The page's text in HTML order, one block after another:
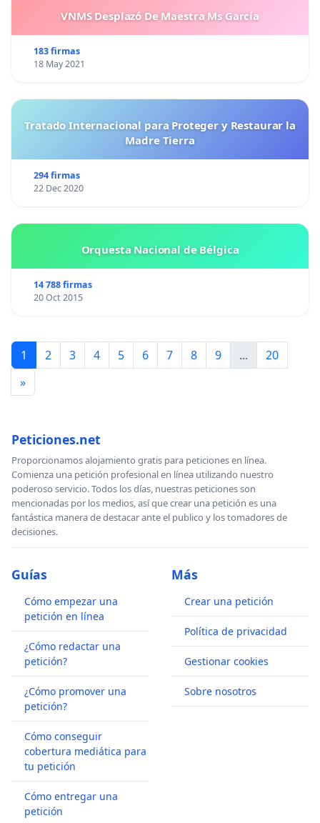
VNMS Desplazó De Maestra Ms García
183 firmas
18 May 2021
Tratado Internacional para Proteger y Restaurar la
Madre Tierra
294 firmas
22 Dec 2020
Orquesta Nacional de Bélgica
14 788 firmas
20 Oct 2015
1 2 3 4 5 6 7 8 9 ...
20
»
Peticiones.net
Proporcionamos alojamiento gratis para peticiones en línea.
Comienza una petición profesional en línea utilizando nuestro
poderoso servicio. Todos los días, nuestras peticiones son
mencionadas por los medios, así que crear una petición es una
fantástica manera de destacar ante el publico y los tomadores de
decisiones.
Guías
Cómo empezar una
petición en línea
¿Cómo redactar una
petición?
¿Cómo promover una
petición?
Cómo conseguir
cobertura mediática para
tu petición
Cómo entregar una
petición
Más
Crear una petición
Política de privacidad
Gestionar cookies
Sobre nosotros